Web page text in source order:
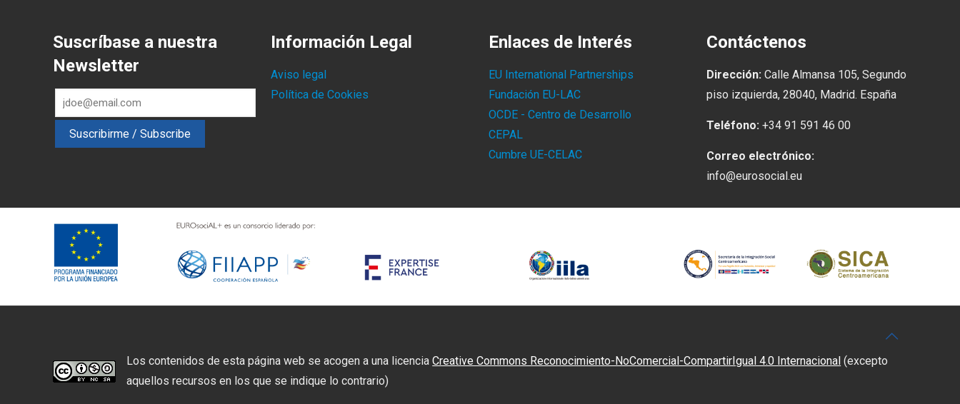
Suscríbase a nuestra
Newsletter
Información Legal
Aviso legal
Política de Cookies
Enlaces de Interés
EU International Partnerships
Fundación EU-LAC
OCDE - Centro de Desarrollo
CEPAL
Cumbre UE-CELAC
Contáctenos
Dirección: Calle Almansa 105, Segundo
piso izquierda, 28040, Madrid. España
Teléfono: +34 91 591 46 00
Correo electrónico:
info@eurosocial.eu
Los contenidos de esta página web se acogen a una licenciaCreative Commons Reconocimiento-NoComercial-CompartirIgual 4.0 Internacional (excepto
aquellos recursos en los que se indique lo contrario)